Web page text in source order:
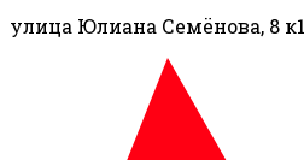
улица Юлиана Семёнова, 8 к1